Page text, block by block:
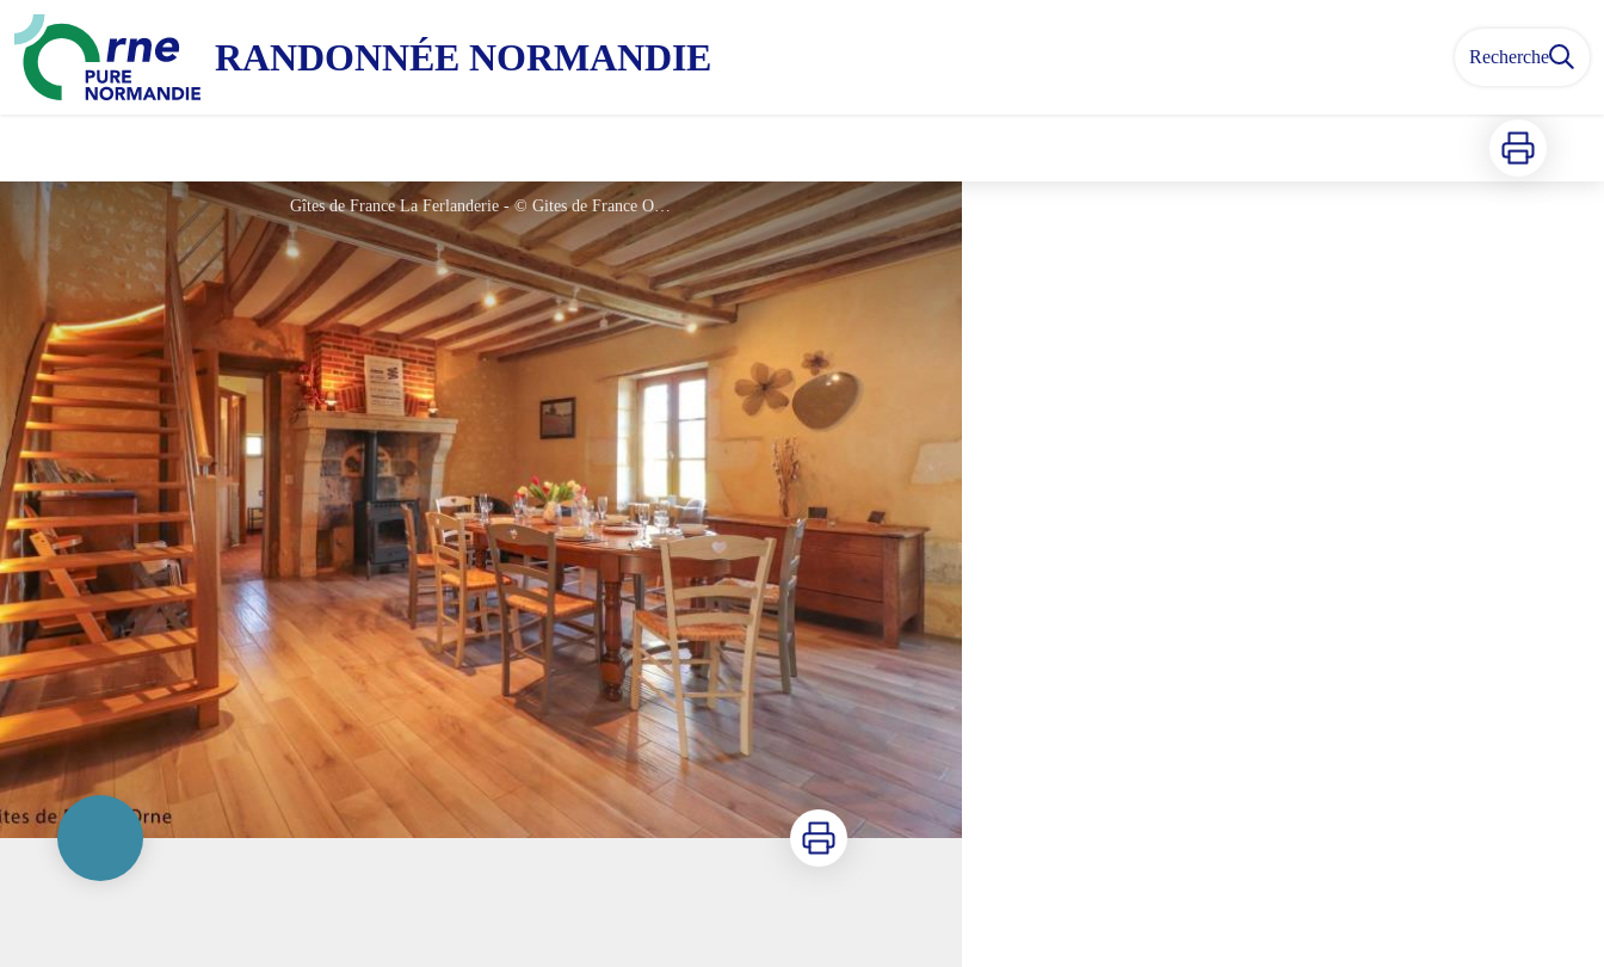
RANDONNÉE NORMANDIE Recherche
Imprimer
Gîtes de France La Ferlanderie - © Gites de France Orne
Imprimer